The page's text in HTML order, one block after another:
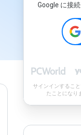
Google に接
サインインするこ
たことになり